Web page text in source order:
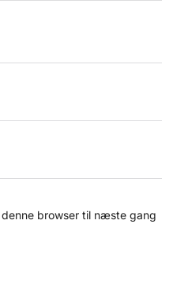
browser til næste gang